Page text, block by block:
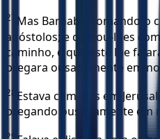
27 Mas Barnabé, tomando-o
apóstolos; e contou-lhes
caminho, e que este lhe
pregara ousadamente em
28 Estava com eles em
pregando ousadamente em
29